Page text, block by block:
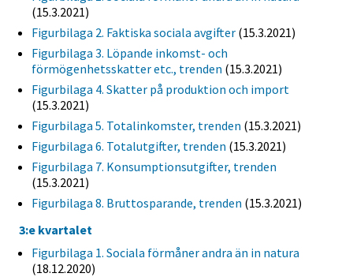
(15.3.2021)
Figurbilaga 2. Faktiska sociala avgifter (15.3.2021)
Figurbilaga 3. Löpande inkomst- och
förmögenhetsskatter etc., trenden (15.3.2021)
Figurbilaga 4. Skatter på produktion och import
(15.3.2021)
Figurbilaga 5. Totalinkomster, trenden (15.3.2021)
Figurbilaga 6. Totalutgifter, trenden (15.3.2021)
Figurbilaga 7. Konsumptionsutgifter, trenden
(15.3.2021)
Figurbilaga 8. Bruttosparande, trenden (15.3.2021)
3:e kvartalet
Figurbilaga 1. Sociala förmåner andra än in natura
(18.12.2020)